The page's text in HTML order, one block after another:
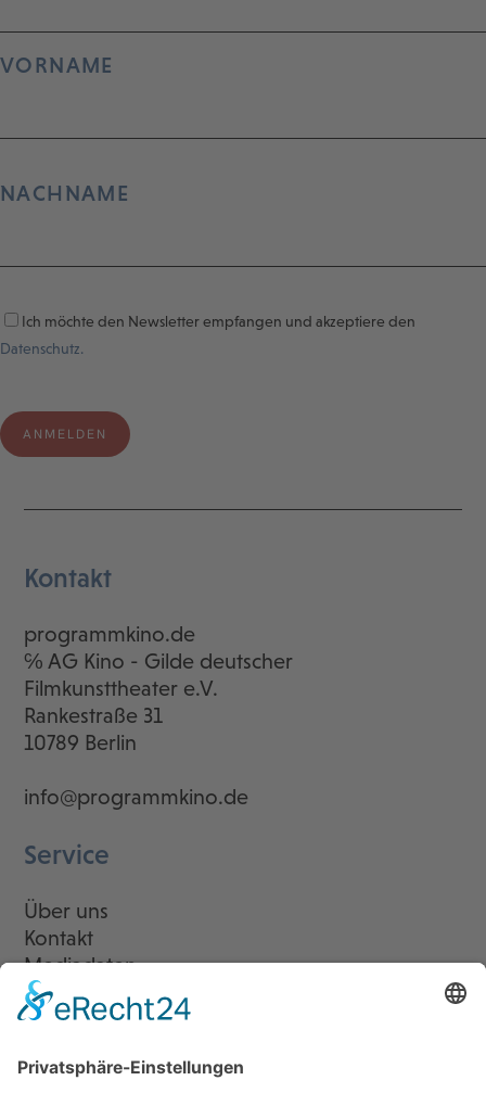
VORNAME
NACHNAME
Ich möchte den Newsletter empfangen und akzeptiere den
Datenschutz.
Kontakt
programmkino.de
℅ AG Kino - Gilde deutscher
Filmkunsttheater e.V.
Rankestraße 31
10789 Berlin
info@programmkino.de
Service
Über uns
Kontakt
Mediadaten
Newsletter
LogIn
Legal